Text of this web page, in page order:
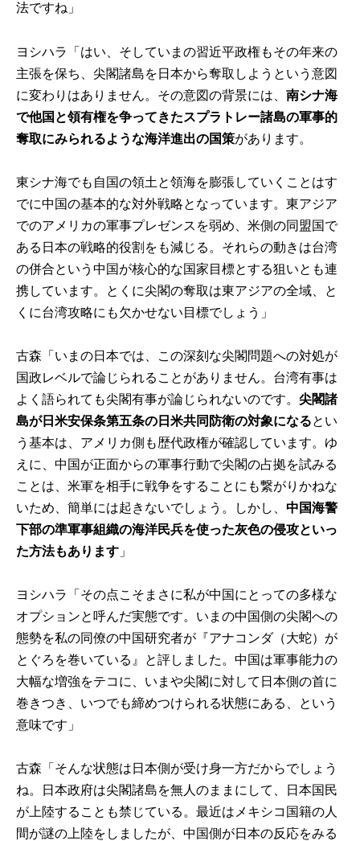
法ですね」
ヨシハラ「はい、そしていまの習近平政権もその年来の
主張を保ち、尖閣諸島を日本から奪取しようという意図
に変わりはありません。その意図の背景には、南シナ海
で他国と領有権を争ってきたスプラトレー諸島の軍事的
奪取にみられるような海洋進出の国策があります。
東シナ海でも自国の領土と領海を膨張していくことはす
でに中国の基本的な対外戦略となっています。東アジア
でのアメリカの軍事プレゼンスを弱め、米側の同盟国で
ある日本の戦略的役割をも減じる。それらの動きは台湾
の併合という中国が核心的な国家目標とする狙いとも連
携しています。とくに尖閣の奪取は東アジアの全域、と
くに台湾攻略にも欠かせない目標でしょう」
古森「いまの日本では、この深刻な尖閣問題への対処が
国政レベルで論じられることがありません。台湾有事は
よく語られても尖閣有事が論じられないのです。尖閣諸
島が日米安保条第五条の日米共同防衛の対象になるとい
う基本は、アメリカ側も歴代政権が確認しています。ゆ
えに、中国が正面からの軍事行動で尖閣の占拠を試みる
ことは、米軍を相手に戦争をすることにも繋がりかねな
いため、簡単には起きないでしょう。しかし、中国海警
下部の準軍事組織の海洋民兵を使った灰色の侵攻といっ
た方法もあります 」
ヨシハラ「その点こそまさに私が中国にとっての多様な
オプションと呼んだ実態です。いまの中国側の尖閣への
態勢を私の同僚の中国研究者が『アナコンダ（大蛇）が
とぐろを巻いている』と評しました。中国は軍事能力の
大幅な増強をテコに、いまや尖閣に対して日本側の首に
巻きつき、いつでも締めつけられる状態にある、という
意味です」
古森「そんな状態は日本側が受け身一方だからでしょう
ね。日本政府は尖閣諸島を無人のままにして、日本国民
が上陸することも禁じている。最近はメキシコ国籍の人
間が謎の上陸をしましたが、中国側が日本の反応をみる